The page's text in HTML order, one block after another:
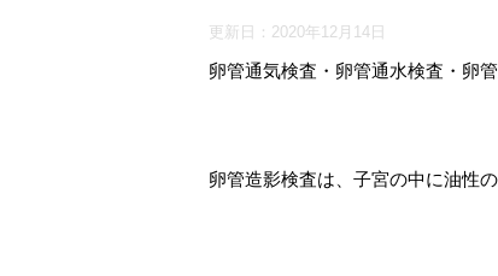
更新日： 2020年12月14日
卵管通気検査・卵管通水検査・卵
卵管造影検査は、子宮の中に油性